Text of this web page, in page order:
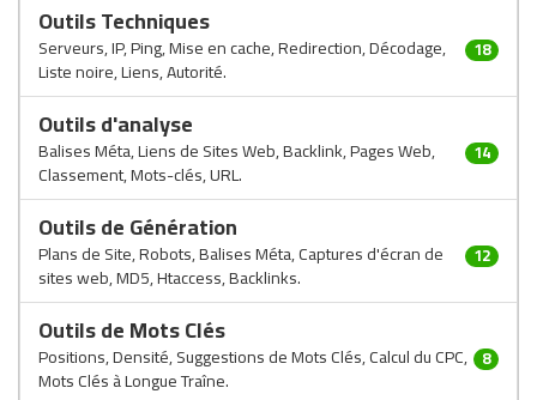
Outils Techniques
Serveurs, IP, Ping, Mise en cache, Redirection, Décodage,
Liste noire, Liens, Autorité.
18
Outils d'analyse
Balises Méta, Liens de Sites Web, Backlink, Pages Web,
Classement, Mots-clés, URL.
14
Outils de Génération
Plans de Site, Robots, Balises Méta, Captures d'écran de
sites web, MD5, Htaccess, Backlinks.
12
Outils de Mots Clés
Positions, Densité, Suggestions de Mots Clés, Calcul du CPC,
Mots Clés à Longue Traîne.
8